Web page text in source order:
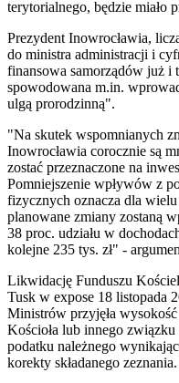
terytorialnego, będzie miało
Prezydent Inowrocławia,
do ministra administracji i
finansowa samorządów już i
spowodowana m.in.
ulgą prorodzinną".
"Na skutek wspomnianych
Inowrocławia corocznie są
zostać przeznaczone na
Pomniejszenie wpływów z
fizycznych oznacza dla
planowane zmiany zostaną
38 proc. udziału w
kolejne 235 tys. zł" -
Likwidację Funduszu
Tusk w expose 18 listopada
Ministrów przyjęła
Kościoła lub innego
podatku należnego
korekty składanego zeznania.